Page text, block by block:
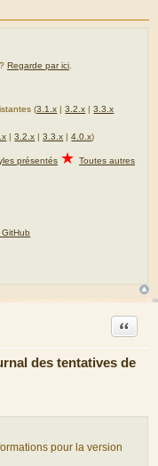
Regarde par ici
(3.1.x |3.2.x |3.3.x
|3.2.x |3.3.x |4.0.x)
présentés ★ Toutes autres
des tentatives de
Citation
pour la version